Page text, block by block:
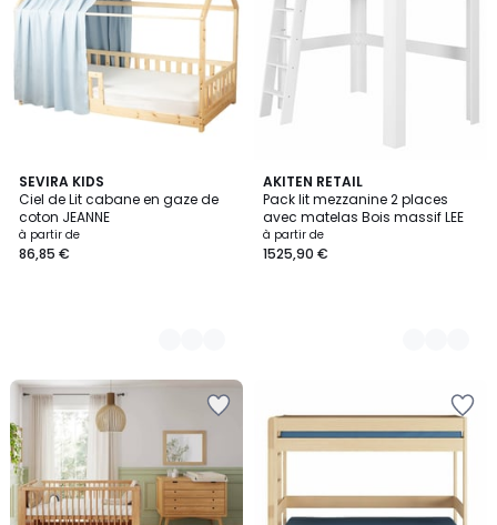
SEVIRA KIDS
Ciel de Lit cabane en gaze de
coton JEANNE
à partir de
86,85 €
11
Couleurs
AKITEN RETAIL
Pack lit mezzanine 2 places
avec matelas Bois massif LEE
à partir de
1525,90 €
3
Couleurs